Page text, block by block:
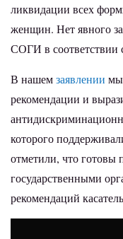
ликвидации всех
женщин. Нет явного
СОГИ в соответствии
В нашемзаявлении мы
рекомендации и
которого
отметили, что готовы
государственными
рекомендаций